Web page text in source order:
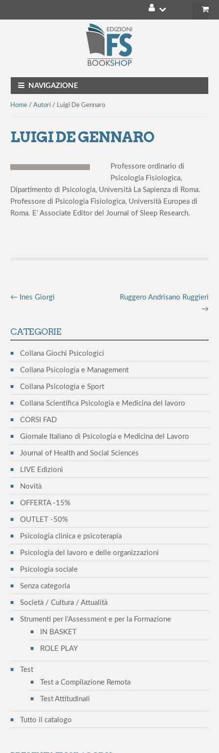
l
v
a
i
o
n
l
e
t
NAVIGAZIONE
Home/ Autori/ Luigi De Gennaro
LUIGI DE GENNARO
Professore ordinario di
Psicologia Fisiologica,
Dipartimento di Psicologia, Università La Sapienza di Roma.
Professore di Psicologia Fisiologica, Università Europea di
Roma. E’ Associate Editor del Journal of Sleep Research.
N
v
i
g
a
z
i
o
n
e
a
r
t
i
c
o
l
← Ines Giorgi
Ruggero Andrisano Ruggieri
→
CATEGORIE
Collana Giochi Psicologici
Collana Psicologia e Management
Collana Psicologia e Sport
Collana Scientifica Psicologia e Medicina del lavoro
CORSI FAD
Giornale Italiano di Psicologia e Medicina del Lavoro
Journal of Health and Social Sciences
LIVE Edizioni
Novità
OFFERTA -15%
OUTLET -50%
Psicologia clinica e psicoterapia
Psicologia del lavoro e delle organizzazioni
Psicologia sociale
Senza categoria
Società / Cultura / Attualità
Strumenti per l'Assessment e per la Formazione
IN BASKET
ROLE PLAY
Test
Test a Compilazione Remota
Test Attitudinali
Tutto il catalogo